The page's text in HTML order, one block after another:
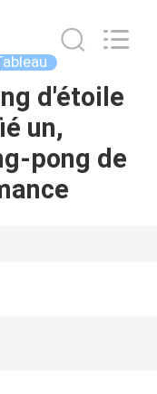
d'étoile
un,
pong de